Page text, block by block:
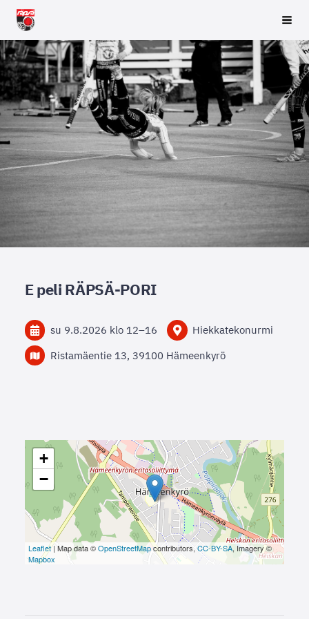
Siirry
sivun
sisältöön
Räpsä ry
E peli RÄPSÄ-PORI
su 9.8.2026 klo 12–16
Hiekkatekonurmi
Ristamäentie 13, 39100 Hämeenkyrö
+
−
Leaflet| Map data ©OpenStreetMapcontributors,CC-BY-SA, Imagery ©
Mapbox